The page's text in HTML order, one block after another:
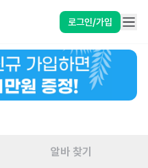
로그인/가입
알바 찾기